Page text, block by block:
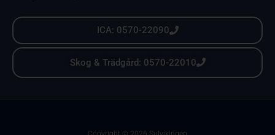
ICA: 0570-22090
Skog & Trädgård: 0570-22010